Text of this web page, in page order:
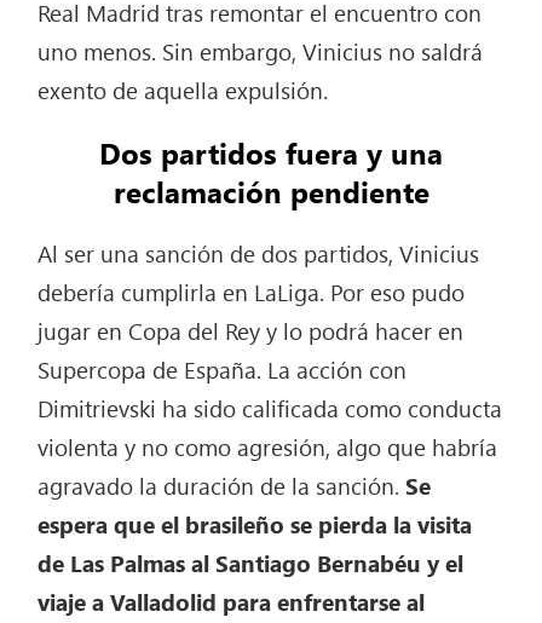
Real Madrid tras remontar el encuentro con
uno menos. Sin embargo, Vinicius no saldrá
exento de aquella expulsión.
Dos partidos fuera y una
reclamación pendiente
Al ser una sanción de dos partidos, Vinicius
debería cumplirla en LaLiga. Por eso pudo
jugar en Copa del Rey y lo podrá hacer en
Supercopa de España. La acción con
Dimitrievski ha sido calificada como conducta
violenta y no como agresión, algo que habría
agravado la duración de la sanción. Se
espera que el brasileño se pierda la visita
de Las Palmas al Santiago Bernabéu y el
viaje a Valladolid para enfrentarse al